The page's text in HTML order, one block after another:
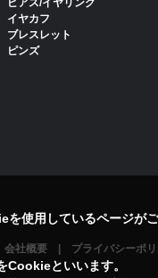
ピアス/イヤリング
イヤカフ
ブレスレット
ピンズ
会社概要 プライバシーポ
使用しているページがご
Cookieといいます。